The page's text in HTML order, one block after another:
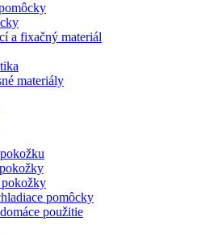
a fixačný materiál
materiály
pomôcky
použitie